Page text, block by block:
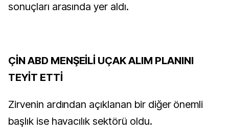
sonuçları arasında yer aldı.
ÇİN ABD MENŞEİLİ UÇAK ALIM PLANINI
TEYİT ETTİ
Zirvenin ardından açıklanan bir diğer önemli
başlık ise havacılık sektörü oldu.